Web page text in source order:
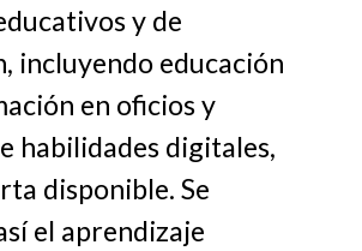
y de
incluyendo educación
en oficios y
habilidades digitales,
disponible. Se
el aprendizaje